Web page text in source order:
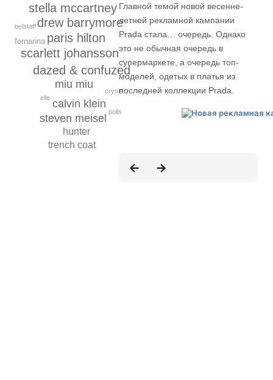
paris hilton
drew barrymore
scarlett johansson
dazed & confuzed
stella mccartney
miu miu
calvin klein
steven meisel
hunter
trench coat
fornarina
crysis
elle
belstaff
polls
Главной темой новой весенне-
летней рекламной кампании
Prada стала… очередь. Однако
это не обычная очередь в
супермаркете, а очередь топ-
моделей, одетых в платья из
последней коллекции Prada.